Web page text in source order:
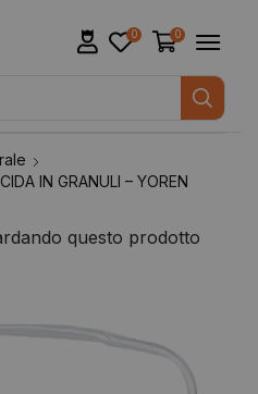
0 0
IN GRANULI – YOREN
questo prodotto